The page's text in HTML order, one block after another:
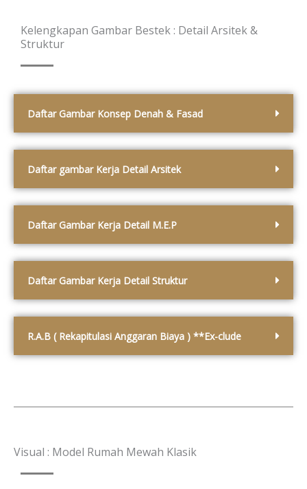
Kelengkapan Gambar Bestek : Detail Arsitek &
Struktur
Daftar Gambar Konsep Denah & Fasad
Daftar gambar Kerja Detail Arsitek
Daftar Gambar Kerja Detail M.E.P
Daftar Gambar Kerja Detail Struktur
R.A.B ( Rekapitulasi Anggaran Biaya ) **Ex-clude
Visual : Model Rumah Mewah Klasik